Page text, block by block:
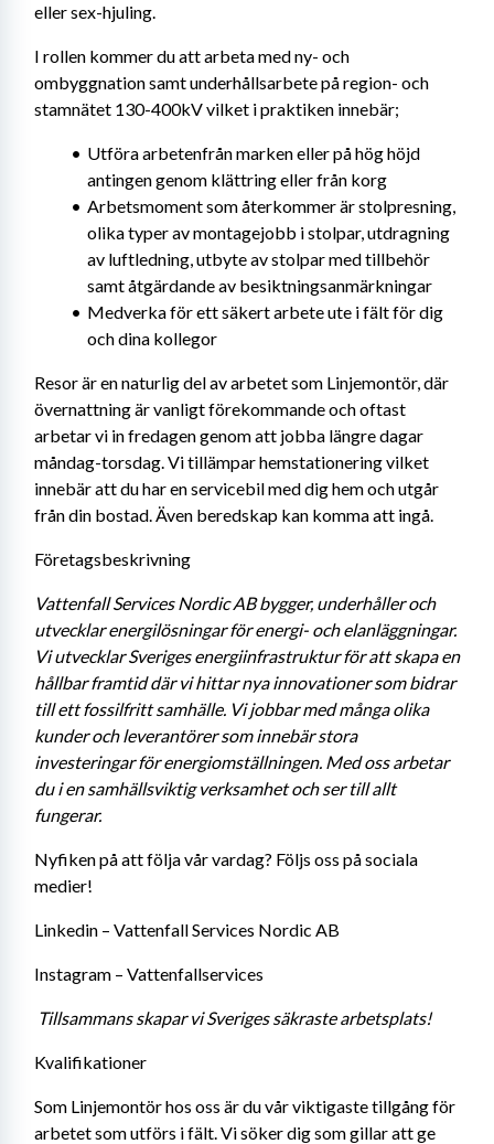
eller sex-hjuling.
I rollen kommer du att arbeta med ny- och
ombyggnation samt underhållsarbete på region- och
stamnätet 130-400kV vilket i praktiken innebär;
Utföra arbetenfrån marken eller på hög höjd
antingen genom klättring eller från korg
Arbetsmoment som återkommer är stolpresning,
olika typer av montagejobb i stolpar, utdragning
av luftledning, utbyte av stolpar med tillbehör
samt åtgärdande av besiktningsanmärkningar
Medverka för ett säkert arbete ute i fält för dig
och dina kollegor
Resor är en naturlig del av arbetet som Linjemontör, där
övernattning är vanligt förekommande och oftast
arbetar vi in fredagen genom att jobba längre dagar
måndag-torsdag. Vi tillämpar hemstationering vilket
innebär att du har en servicebil med dig hem och utgår
från din bostad. Även beredskap kan komma att ingå.
Företagsbeskrivning
Vattenfall Services Nordic AB bygger, underhåller och
utvecklar energilösningar för energi- och elanläggningar.
Vi utvecklar Sveriges energiinfrastruktur för att skapa en
hållbar framtid där vi hittar nya innovationer som bidrar
till ett fossilfritt samhälle. Vi jobbar med många olika
kunder och leverantörer som innebär stora
investeringar för energiomställningen. Med oss arbetar
du i en samhällsviktig verksamhet och ser till allt
fungerar.
Nyfiken på att följa vår vardag? Följs oss på sociala
medier!
Linkedin – Vattenfall Services Nordic AB
Instagram – Vattenfallservices
Tillsammans skapar vi Sveriges säkraste arbetsplats!
Kvalifikationer
Som Linjemontör hos oss är du vår viktigaste tillgång för
arbetet som utförs i fält. Vi söker dig som gillar att ge